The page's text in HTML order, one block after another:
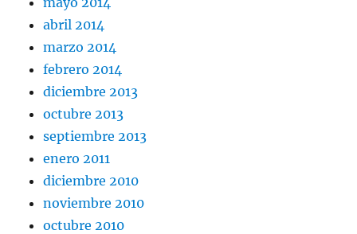
abril 2014
marzo 2014
febrero 2014
diciembre 2013
octubre 2013
septiembre 2013
enero 2011
diciembre 2010
noviembre 2010
octubre 2010